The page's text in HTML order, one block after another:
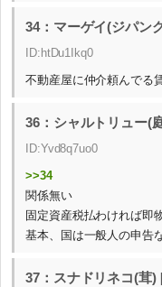
34：マーゲイ(ジパン
ID:htDu1Ikq0
不動産屋に仲介頼んでる
36：シャルトリュー(
ID:Yvd8q7uo0
>>34
関係無い
固定資産税払わければ即
基本、国は一般人の申告
37：スナドリネコ(茸)